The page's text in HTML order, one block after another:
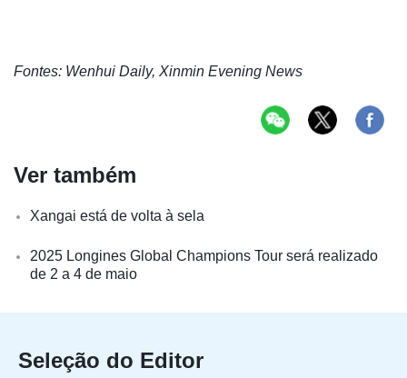
Fontes: Wenhui Daily, Xinmin Evening News
Ver também
Xangai está de volta à sela
2025 Longines Global Champions Tour será realizado
de 2 a 4 de maio
Seleção do Editor